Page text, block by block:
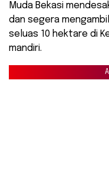
Muda Bekasi
dan segera
seluas 10 hektare di
mandiri.